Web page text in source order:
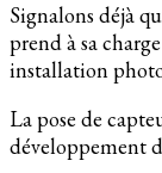
Signalons déjà
prend à sa
installation
La pose de
développement